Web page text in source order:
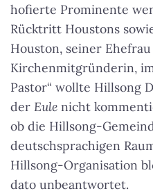
hofierte Prominente
Rücktritt Houstons
Houston, seiner
Kirchenmitgründerin,
Pastor“ wollte Hillsong
der Eule nicht
ob die Hillsong-
deutschsprachigen
Hillsong-Organisation
dato unbeantwortet.